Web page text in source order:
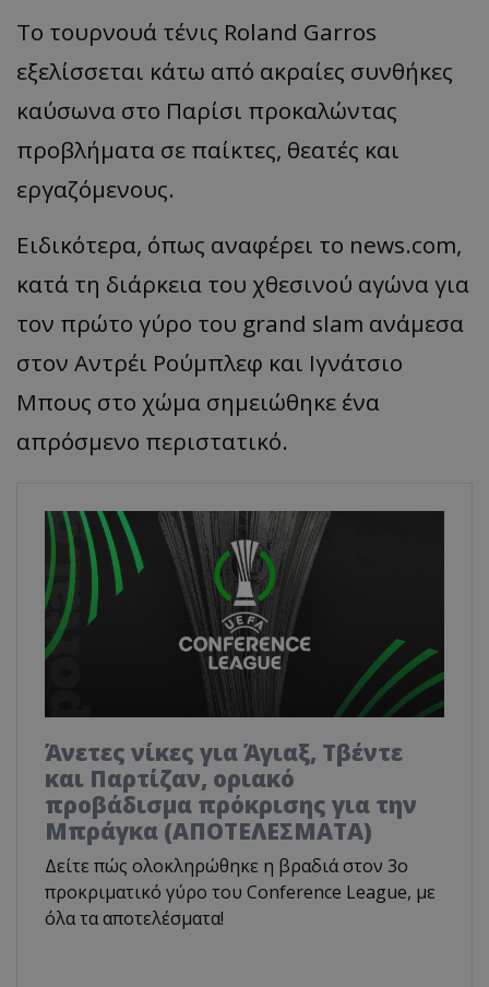
Το τουρνουά τένις Roland Garros
εξελίσσεται κάτω από ακραίες συνθήκες
καύσωνα στο Παρίσι προκαλώντας
προβλήματα σε παίκτες, θεατές και
εργαζόμενους.
Ειδικότερα, όπως αναφέρει το news.com,
κατά τη διάρκεια του χθεσινού αγώνα για
τον πρώτο γύρο του grand slam ανάμεσα
στον Αντρέι Ρούμπλεφ και Ιγνάτσιο
Μπους στο χώμα σημειώθηκε ένα
απρόσμενο περιστατικό.
Άνετες νίκες για Άγιαξ, Τβέντε
και Παρτίζαν, οριακό
προβάδισμα πρόκρισης για την
Μπράγκα (ΑΠΟΤΕΛΕΣΜΑΤΑ)
Δείτε πώς ολοκληρώθηκε η βραδιά στον 3ο
προκριματικό γύρο του Conference League, με
όλα τα αποτελέσματα!